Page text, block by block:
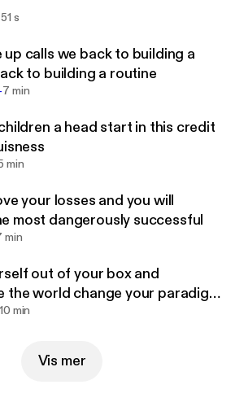
51 s
up calls we back to building a
to building a routine
7 min
a head start in this credit
min
your losses and you will
most dangerously successful
min
out of your box and
the world change your paradigm
10 min
Vis mer